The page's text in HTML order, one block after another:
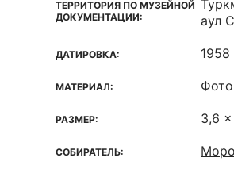
ТЕРРИТОРИЯ ПО МУЗЕЙНОЙ
ДОКУМЕНТАЦИИ:
аул
ДАТИРОВКА: 1958
МАТЕРИАЛ:
РАЗМЕР: 3,6
СОБИРАТЕЛЬ: